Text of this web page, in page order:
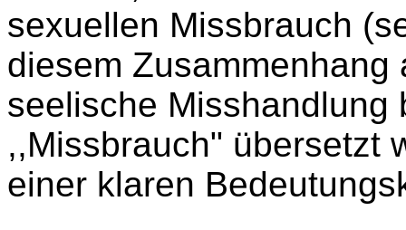
sexuellen Missbrauch
diesem
seelische Misshandlung
,,Missbrauch" übersetzt
einer klaren